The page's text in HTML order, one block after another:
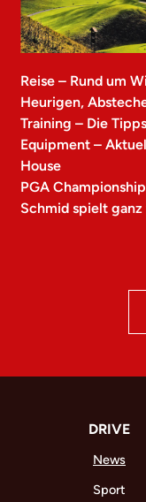
Reise – Rund um
Heurigen,
Training – Die
Equipment –
House
PGA
Schmid spielt
DRIVE
News
Sport